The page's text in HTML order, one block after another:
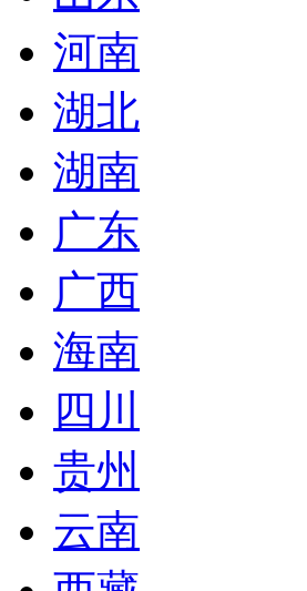
河南
湖北
湖南
广东
广西
海南
四川
贵州
云南